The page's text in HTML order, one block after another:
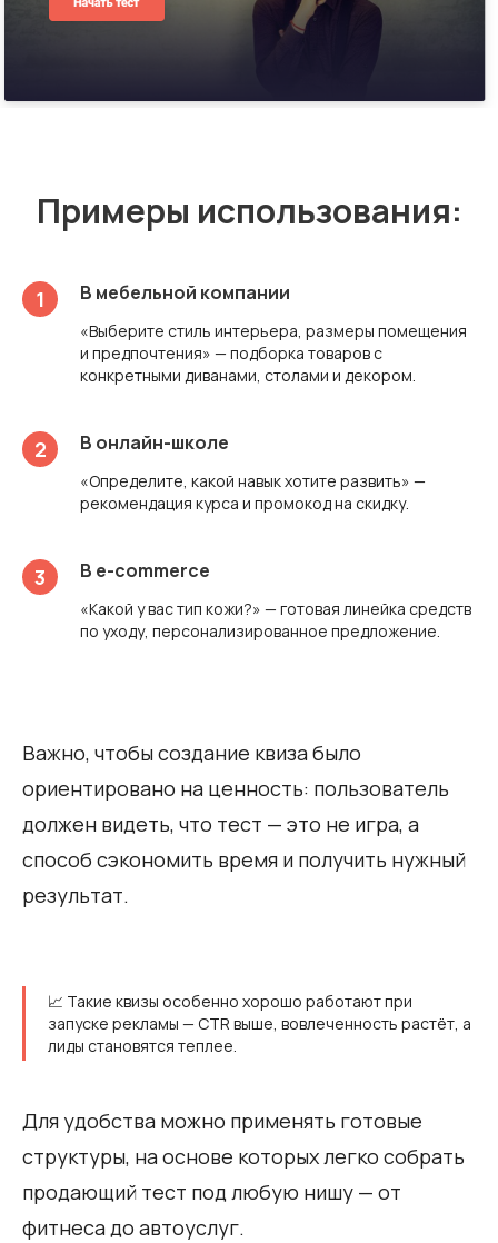
Примеры использования:
В мебельной компании
«Выберите стиль интерьера, размеры помещения
и предпочтения» — подборка товаров с
конкретными диванами, столами и декором.
В онлайн-школе
«Определите, какой навык хотите развить» —
рекомендация курса и промокод на скидку.
В e-commerce
«Какой у вас тип кожи?» — готовая линейка средств
по уходу, персонализированное предложение.
Важно, чтобы создание квиза было
ориентировано на ценность: пользователь
должен видеть, что тест — это не игра, а
способ сэкономить время и получить нужный
результат.
📈 Такие квизы особенно хорошо работают при
запуске рекламы — CTR выше, вовлеченность растёт, а
лиды становятся теплее.
Для удобства можно применять готовые
структуры, на основе которых легко собрать
продающий тест под любую нишу — от
фитнеса до автоуслуг.